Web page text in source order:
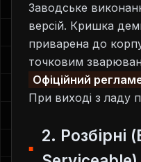
Заводське
версій. Кришка
приварена до
точковим
Офіційний
При виході з ладу
2. Розбірні